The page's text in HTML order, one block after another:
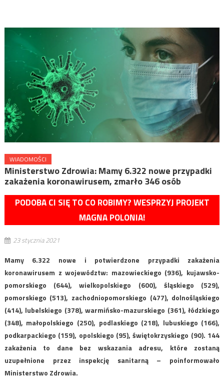
WIADOMOŚCI
Ministerstwo Zdrowia: Mamy 6.322 nowe przypadki
zakażenia koronawirusem, zmarło 346 osób
PODOBA CI SIĘ TO CO ROBIMY? WESPRZYJ PROJEKT
MAGNA POLONIA!
23 stycznia 2021
Mamy 6.322 nowe i potwierdzone przypadki zakażenia
koronawirusem z województw: mazowieckiego (936), kujawsko-
pomorskiego (644), wielkopolskiego (600), śląskiego (529),
pomorskiego (513), zachodniopomorskiego (477), dolnośląskiego
(414), lubelskiego (378), warmińsko-mazurskiego (361), łódzkiego
(348), małopolskiego (250), podlaskiego (218), lubuskiego (166),
podkarpackiego (159), opolskiego (95), świętokrzyskiego (90). 144
zakażenia to dane bez wskazania adresu, które zostaną
uzupełnione przez inspekcję sanitarną – poinformowało
Ministerstwo Zdrowia.